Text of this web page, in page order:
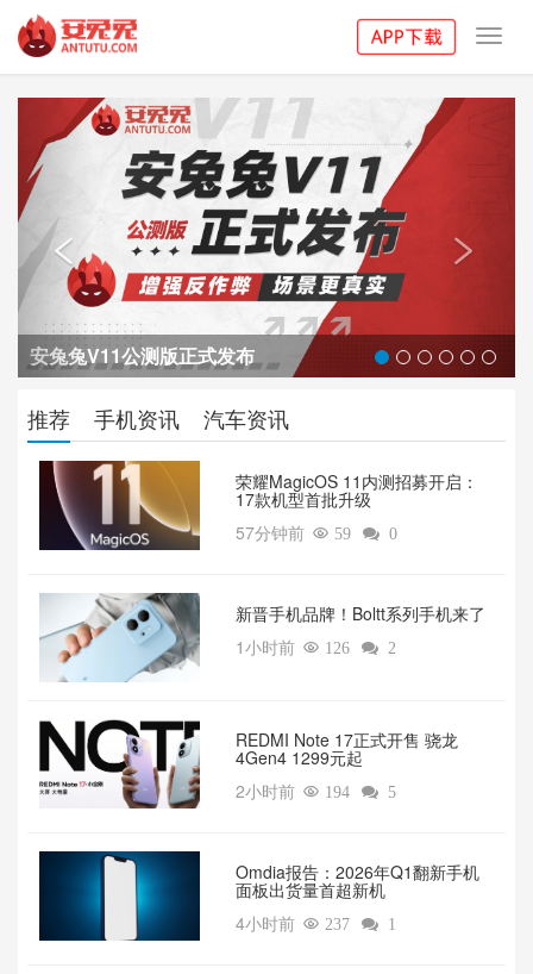
安兔兔V11公测版正式发布

Previous

推荐 手机资讯 汽车资讯
荣耀MagicOS 11内测招募开启：
17款机型首批升级
57分钟前  59  0
新晋手机品牌！Boltt系列手机来了
1小时前  126  2
REDMI Note 17正式开售 骁龙
4Gen4 1299元起
2小时前  194  5
Omdia报告：2026年Q1翻新手机
面板出货量首超新机
4小时前  237  1